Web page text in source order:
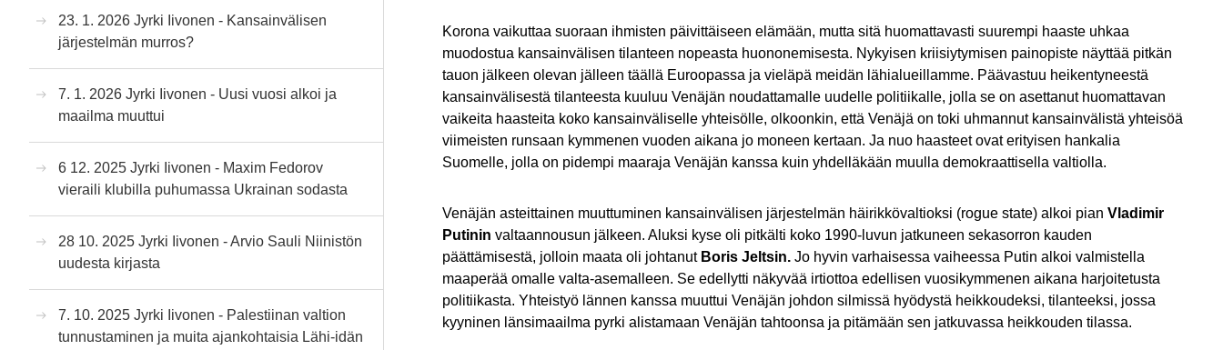
Korona vaikuttaa suoraan ihmisten päivittäiseen elämään, mutta sitä huomattavasti suurempi haaste uhkaa
muodostua kansainvälisen tilanteen nopeasta huononemisesta. Nykyisen kriisiytymisen painopiste näyttää pitkän
tauon jälkeen olevan jälleen täällä Euroopassa ja vieläpä meidän lähialueillamme. Päävastuu heikentyneestä
kansainvälisestä tilanteesta kuuluu Venäjän noudattamalle uudelle politiikalle, jolla se on asettanut huomattavan
vaikeita haasteita koko kansainväliselle yhteisölle, olkoonkin, että Venäjä on toki uhmannut kansainvälistä yhteisöä
viimeisten runsaan kymmenen vuoden aikana jo moneen kertaan. Ja nuo haasteet ovat erityisen hankalia
Suomelle, jolla on pidempi maaraja Venäjän kanssa kuin yhdelläkään muulla demokraattisella valtiolla.
Venäjän asteittainen muuttuminen kansainvälisen järjestelmän häirikkövaltioksi (rogue state) alkoi pian Vladimir
Putinin valtaannousun jälkeen. Aluksi kyse oli pitkälti koko 1990-luvun jatkuneen sekasorron kauden
päättämisestä, jolloin maata oli johtanut Boris Jeltsin. Jo hyvin varhaisessa vaiheessa Putin alkoi valmistella
maaperää omalle valta-asemalleen. Se edellytti näkyvää irtiottoa edellisen vuosikymmenen aikana harjoitetusta
politiikasta. Yhteistyö lännen kanssa muuttui Venäjän johdon silmissä hyödystä heikkoudeksi, tilanteeksi, jossa
kyyninen länsimaailma pyrki alistamaan Venäjän tahtoonsa ja pitämään sen jatkuvassa heikkouden tilassa.
23. 1. 2026 Jyrki Iivonen - Kansainvälisen
järjestelmän murros?
7. 1. 2026 Jyrki Iivonen - Uusi vuosi alkoi ja
maailma muuttui
6 12. 2025 Jyrki Iivonen - Maxim Fedorov
vieraili klubilla puhumassa Ukrainan sodasta
28 10. 2025 Jyrki Iivonen - Arvio Sauli Niinistön
uudesta kirjasta
7. 10. 2025 Jyrki Iivonen - Palestiinan valtion
tunnustaminen ja muita ajankohtaisia Lähi-idän